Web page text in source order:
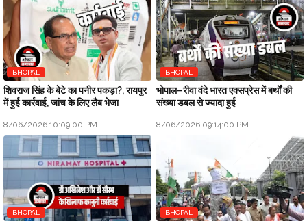
BHOPAL
शिवराज सिंह के बेटे का पनीर पकड़ा?, रायपुर
में हुई कार्रवाई, जांच के लिए लैब भेजा
8/06/2026 10:09:00 PM
BHOPAL
भोपाल–रीवा वंदे भारत एक्सप्रेस में बर्थों की
संख्या डबल से ज्यादा हुई
8/06/2026 09:14:00 PM
BHOPAL BHOPAL